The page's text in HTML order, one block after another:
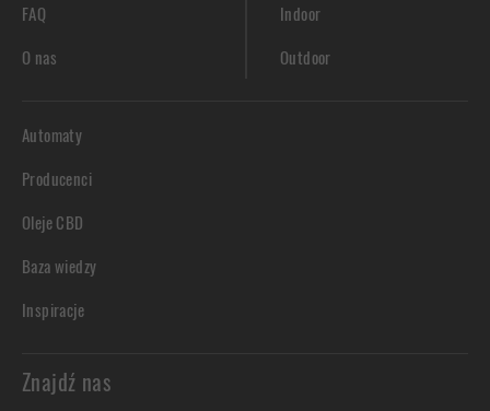
FAQ
O nas
Indoor
Outdoor
Automaty
Producenci
Oleje CBD
Baza wiedzy
Inspiracje
Znajdź nas